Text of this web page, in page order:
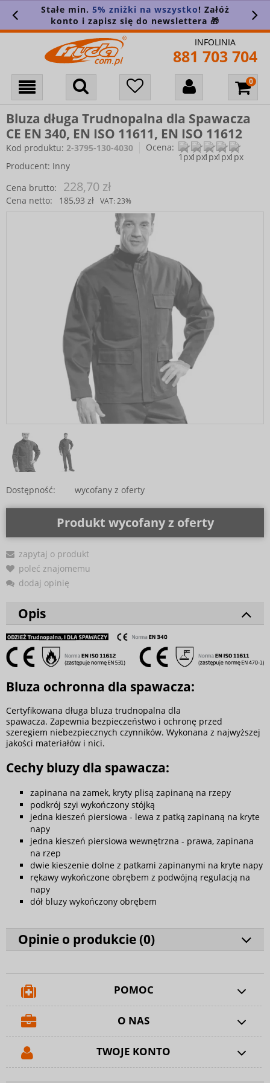
Stałe min. 5% zniżki na wszystko! Załóż
konto i zapisz się do newslettera 🎁
INFOLINIA
881 703 704
Bluza długa Trudnopalna dla Spawacza
CE EN 340, EN ISO 11611, EN ISO 11612
Kod produktu: 2-3795-130-4030
Ocena:
Producent: Inny
Cena brutto:
228,70 zł
Cena netto: 185,93 zł VAT: 23%
Dostępność: wycofany z oferty
Produkt wycofany z oferty
zapytaj o produkt
poleć znajomemu
dodaj opinię
Opis
Bluza ochronna dla spawacza:
Certyfikowana długa bluza trudnopalna dla
spawacza. Zapewnia bezpieczeństwo i ochronę przed
szeregiem niebezpiecznych czynników. Wykonana z najwyższej
jakości materiałów i nici.
Cechy bluzy dla spawacza:
zapinana na zamek, kryty plisą zapinaną na rzepy
podkrój szyi wykończony stójką
jedna kieszeń piersiowa - lewa z patką zapinaną na kryte
napy
jedna kieszeń piersiowa wewnętrzna - prawa, zapinana
na rzep
dwie kieszenie dolne z patkami zapinanymi na kryte napy
rękawy wykończone obrębem z podwójną regulacją na
napy
dół bluzy wykończony obrębem
Opinie o produkcie (0)
POMOC
O NAS
TWOJE KONTO